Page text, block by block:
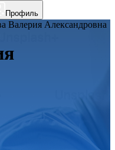
Профиль
Валерия Александровна